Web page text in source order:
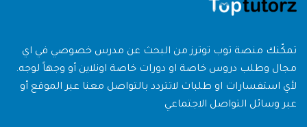
تمكّنك منصة توب توترز من البحث عن مدرس خصوصي في اي
مجال وطلب دروس خاصة او دورات خاصة اونلاين أو وجهاً لوجه.
لأي استفسارات او طلبات لاتتردد بالتواصل معنا عبر الموقع أو
عبر وسائل التواصل الاجتماعي